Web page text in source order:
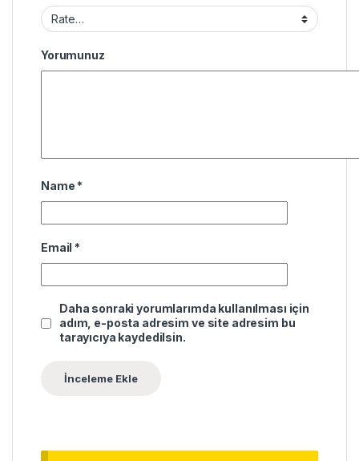
Yorumunuz
Name *
Email *
Daha sonraki yorumlarımda kullanılması için
adım, e-posta adresim ve site adresim bu
tarayıcıya kaydedilsin.